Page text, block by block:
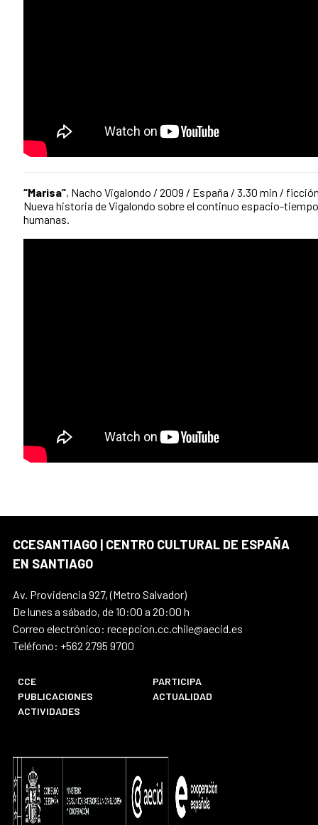
“Marisa”, Nacho Vigalondo / 2009 / España / 3.30 min /
Nueva historia de Vigalondo sobre el continuo espacio-
humanas.
CCESANTIAGO | CENTRO CULTURAL DE ESPAÑA
EN SANTIAGO
Av. Providencia 927, (Metro Salvador)
De lunes a sábado, de 10:00 a 20:00 h
Correo electrónico: recepcion.cc.chile@aecid.es
Teléfono: +562 2795 9700
CCE
PARTICIPA
PUBLICACIONES
ACTUALIDAD
ACTIVIDADES